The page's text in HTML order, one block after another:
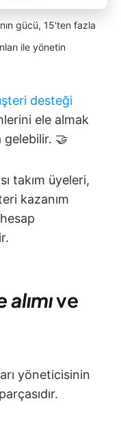
gücü, 15'ten fazla
ile yönetin
desteği
ele almak
gelebilir. 🤝
takım üyeleri,
kazanım
ve
yöneticisinin